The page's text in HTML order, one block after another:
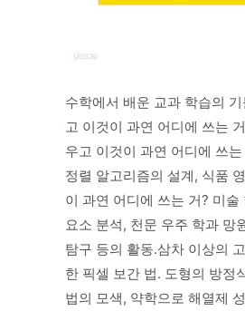
수학에서 배운 교과 학습의
고 이것이 과연 어디에 쓰는
우고 이것이 과연 어디에 쓰
정렬 알고리즘의 설계, 식품
이 과연 어디에 쓰는 거? 미
요소 분석, 천문 우주 학과 망
탐구 등의 활동.삼차 이상의
한 픽셀 보간 법. 도형의 방정
법의 모색, 약학으로 해열제